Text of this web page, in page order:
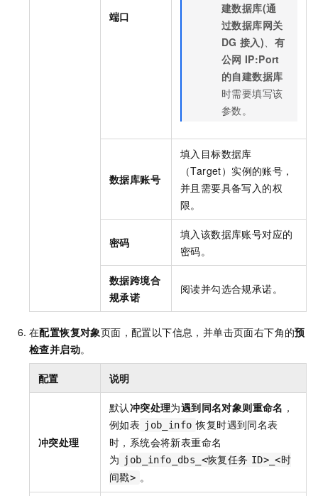
端口
建数据库(通
过数据库网关
DG 接入)、 有
公网 IP:Port
的自建数据库
时需要填写该
参数。
数据库账号
填入目标数据库
（Target）实例的账号，
并且需要具备写入的权
限。
密码
填入该数据库账号对应的
密码。
数据跨境合
规承诺
阅读并勾选合规承诺。
在配置恢复对象页面，配置以下信息，并单击页面右下角的预
检查并启动。
配置 说明
冲突处理
默认冲突处理为遇到同名对象则重命名 ，
例如表 job_info 恢复时遇到同名表
时，系统会将新表重命名
为 job_info_dbs_<恢复任务 ID>_<时
间戳> 。